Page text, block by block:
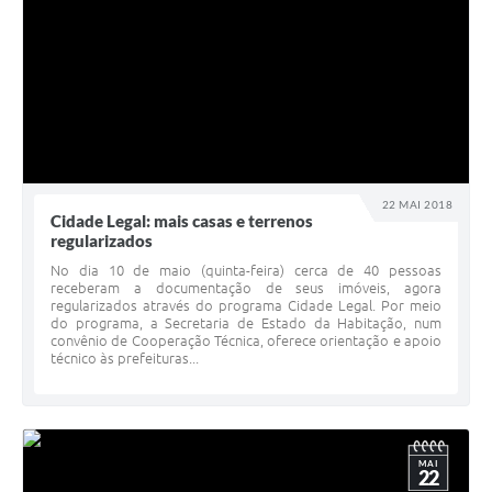
22 MAI 2018
Cidade Legal: mais casas e terrenos
regularizados
No dia 10 de maio (quinta-feira) cerca de 40 pessoas
receberam a documentação de seus imóveis, agora
regularizados através do programa Cidade Legal. Por meio
do programa, a Secretaria de Estado da Habitação, num
convênio de Cooperação Técnica, oferece orientação e apoio
técnico às prefeituras...
MAI
22